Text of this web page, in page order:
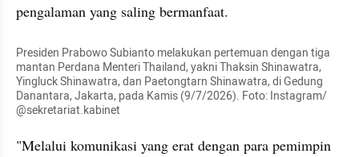
pengalaman yang saling bermanfaat.
Presiden Prabowo Subianto melakukan pertemuan dengan tiga
mantan Perdana Menteri Thailand, yakni Thaksin Shinawatra,
Yingluck Shinawatra, dan Paetongtarn Shinawatra, di Gedung
Danantara, Jakarta, pada Kamis (9/7/2026). Foto: Instagram/
@sekretariat.kabinet
"Melalui komunikasi yang erat dengan para pemimpin